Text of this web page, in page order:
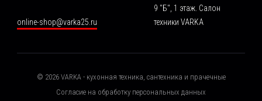
online-shop@varka25.ru
9 "Б", 1 этаж. Салон
техники VARKA
© 2026VARKA - кухонная техника, сантехника и прачечные
Согласие на обработку персональных данных